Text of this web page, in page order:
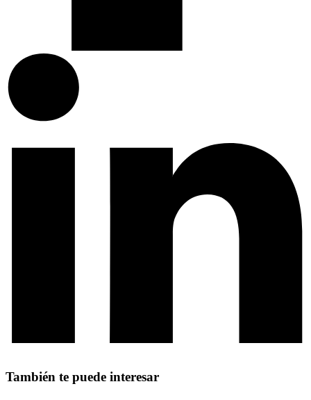
También te puede interesar